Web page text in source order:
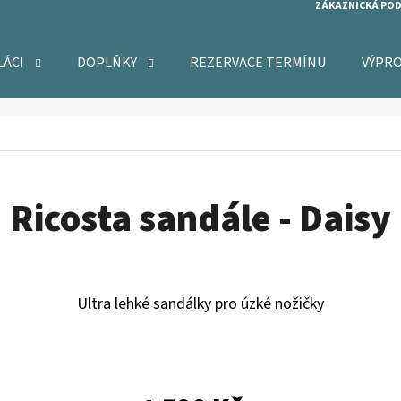
ZÁKAZNICKÁ
DOPLŇKY REZERVACE TERMÍNU
Ricosta sandále - Daisy
Ultra lehké sandálky pro úzké nožičky